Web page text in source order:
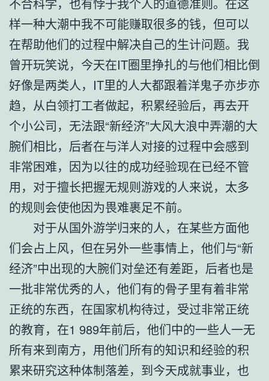
样一种大潮中我不可能赚取很多的钱，但可以
在帮助他们的过程中解决自己的生计问题。我
曾开玩笑说，今天在IT圈里挣扎的与他们相比倒
好像是两类人，IT里的人大都跟着洋鬼子亦步亦
趋，从白领打工者做起，积累经验后，再去开
个小公司，无法跟“新经济”大风大浪中弄潮的大
腕们相比，后者在与洋人对接的过程中会感到
非常困难，因为以往的成功经验现在已经不管
用，对于擅长把握无规则游戏的人来说，太多
的规则会使他因为畏难裹足不前。
对于从国外游学归来的人，在某些方面他
们会占上风，但在另外一些事情上，他们与“新
经济”中出现的大腕们对垒还有差距，后者也是
一批非常优秀的人，他们有的骨子里有着非常
正统的东西，在国家机构待过，受过非常正统
的教育，在1 989年前后，他们中的一些人一无
所有来到南方，用他们所有的知识和经验的积
累来研究这种体制落差，到今天成就事业，也